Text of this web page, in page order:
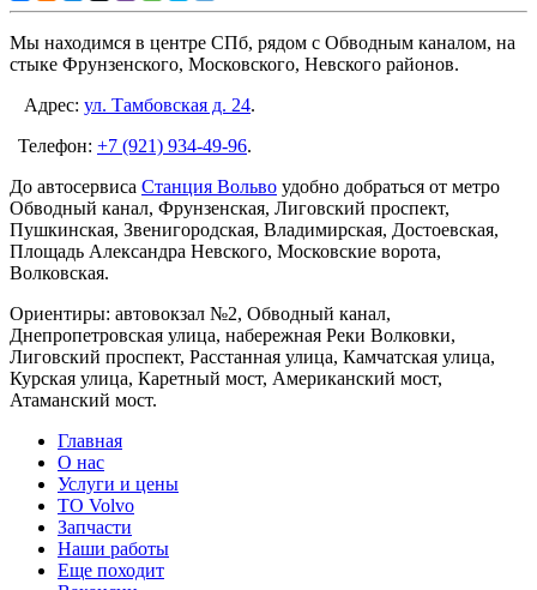
Мы находимся в центре СПб, рядом с Обводным каналом, на
стыке Фрунзенского, Московского, Невского районов.
Адрес: ул. Тамбовская д. 24.
Телефон: +7 (921) 934-49-96.
До автосервиса Станция Вольво удобно добраться от метро
Обводный канал, Фрунзенская, Лиговский проспект,
Пушкинская, Звенигородская, Владимирская, Достоевская,
Площадь Александра Невского, Московские ворота,
Волковская.
Ориентиры: автовокзал №2, Обводный канал,
Днепропетровская улица, набережная Реки Волковки,
Лиговский проспект, Расстанная улица, Камчатская улица,
Курская улица, Каретный мост, Американский мост,
Атаманский мост.
Главная
О нас
Услуги и цены
TO Volvo
Запчасти
Наши работы
Еще походит